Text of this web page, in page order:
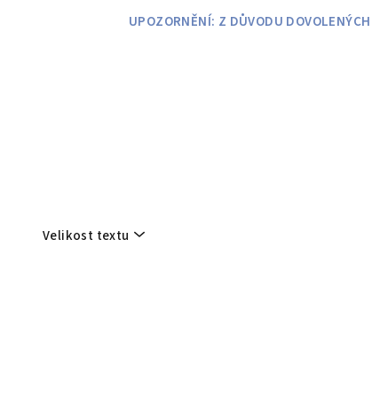
UPOZORNĚNÍ: Z DŮVODU
Velikost textu